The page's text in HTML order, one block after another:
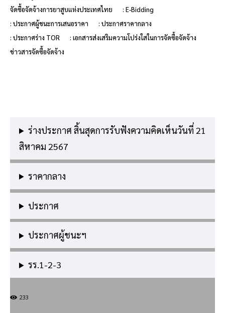
จัดซื้อจัดจ้างการยาสูบแห่งประเทศไทย
: E-Bidding
: ประกาศผู้ชนะการเสนอราคา
: ประกาศราคากลาง
: ประกาศร่าง TOR
: เอกสารส่งเสริมความโปร่งใสในการจัดซื้อจัดจ้าง
ข่าวสารจัดซื้อจัดจ้าง
ร่างประกาศ สิ้นสุดการรับฟังความคิดเห็นวันที่ 21
สิหาคม 2567
ราคากลาง
ประกาศ
ประกาศผู้ชนะฯ
รร.1-2-3
233